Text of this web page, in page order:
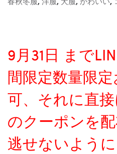
9月31日 まで
間限定数量限
可、それに直
のクーポンを
逃せないように